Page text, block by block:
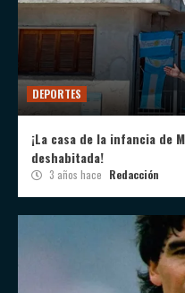
DEPORTES
¡La casa de la infancia de
deshabitada!
3 años hace Redacción